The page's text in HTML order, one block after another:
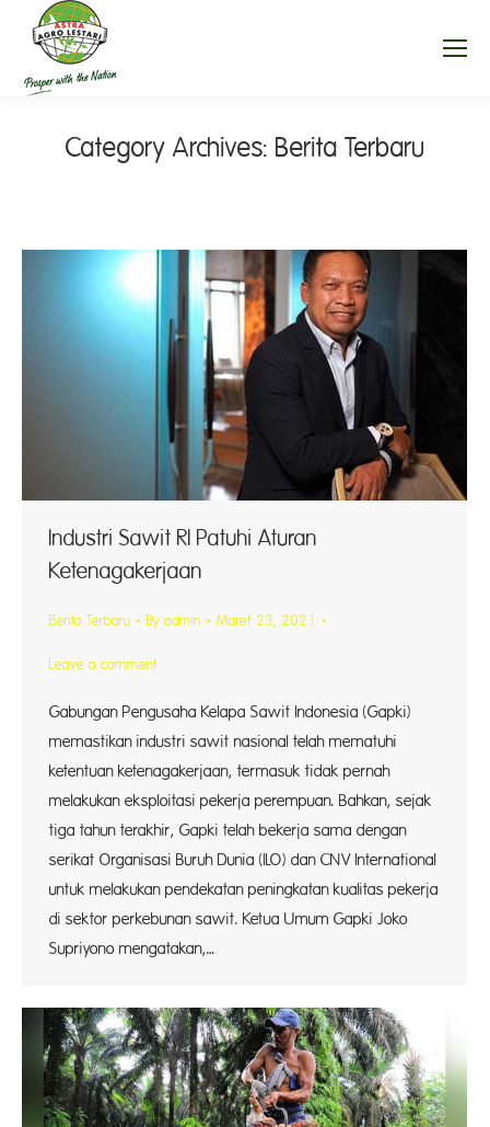
Category Archives: Berita Terbaru
Industri Sawit RI Patuhi Aturan
Ketenagakerjaan
Berita Terbaru By admin Maret 23, 2021
Leave a comment
Gabungan Pengusaha Kelapa Sawit Indonesia (Gapki)
memastikan industri sawit nasional telah mematuhi
ketentuan ketenagakerjaan, termasuk tidak pernah
melakukan eksploitasi pekerja perempuan. Bahkan, sejak
tiga tahun terakhir, Gapki telah bekerja sama dengan
serikat Organisasi Buruh Dunia (ILO) dan CNV International
untuk melakukan pendekatan peningkatan kualitas pekerja
di sektor perkebunan sawit. Ketua Umum Gapki Joko
Supriyono mengatakan,…